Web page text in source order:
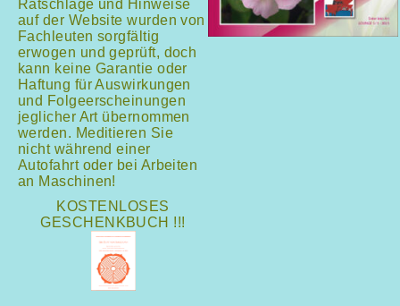
Ratschläge und Hinweise
auf der Website wurden von
Fachleuten sorgfältig
erwogen und geprüft, doch
kann keine Garantie oder
Haftung für Auswirkungen
und Folgeerscheinungen
jeglicher Art übernommen
werden. Meditieren Sie
nicht während einer
Autofahrt oder bei Arbeiten
an Maschinen!
KOSTENLOSES
GESCHENKBUCH !!!